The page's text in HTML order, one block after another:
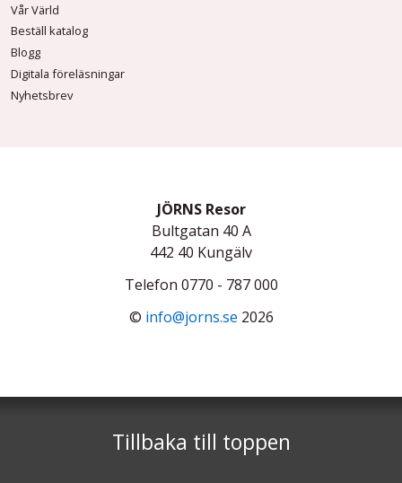
Vår Värld
Beställ katalog
Blogg
Digitala föreläsningar
Nyhetsbrev
JÖRNS Resor
Bultgatan 40 A
442 40 Kungälv
Telefon 0770 - 787 000
© info@jorns.se 2026
Tillbaka till toppen